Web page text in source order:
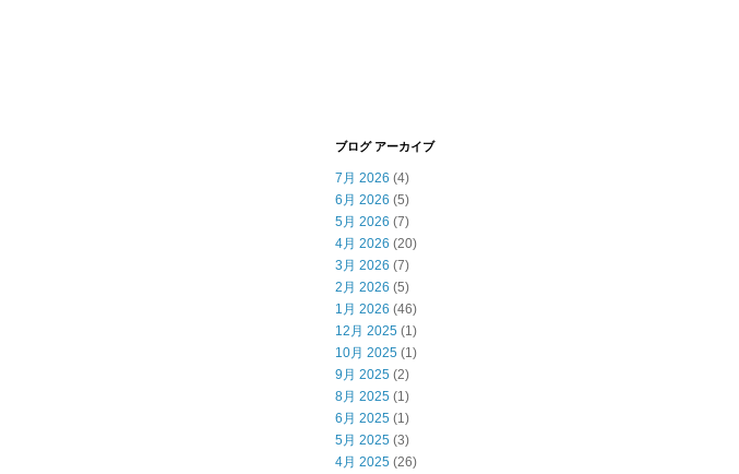
ブログ アーカイブ
7月 2026 (4)
6月 2026 (5)
5月 2026 (7)
4月 2026 (20)
3月 2026 (7)
2月 2026 (5)
1月 2026 (46)
12月 2025 (1)
10月 2025 (1)
9月 2025 (2)
8月 2025 (1)
6月 2025 (1)
5月 2025 (3)
4月 2025 (26)